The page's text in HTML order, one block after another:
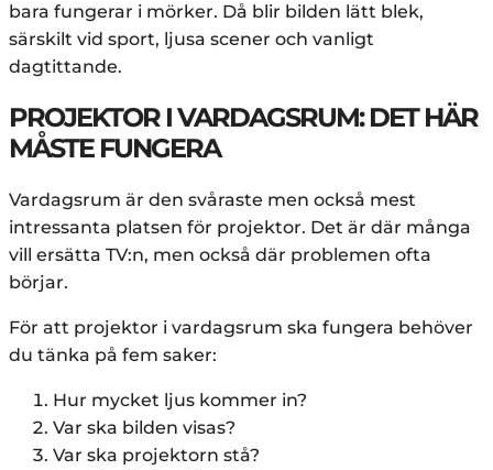
bara fungerar i mörker. Då blir bilden lätt blek,
särskilt vid sport, ljusa scener och vanligt
dagtittande.
PROJEKTOR I VARDAGSRUM: DET HÄR
MÅSTE FUNGERA
Vardagsrum är den svåraste men också mest
intressanta platsen för projektor. Det är där många
vill ersätta TV:n, men också där problemen ofta
börjar.
För att projektor i vardagsrum ska fungera behöver
du tänka på fem saker:
Hur mycket ljus kommer in?
Var ska bilden visas?
Var ska projektorn stå?